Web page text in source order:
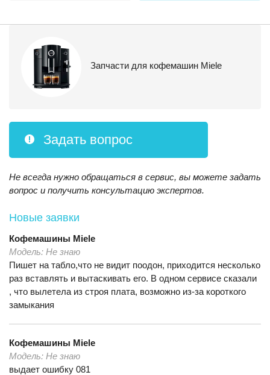
Запчасти для кофемашин Miele
Задать вопрос
Не всегда нужно обращаться в сервис, вы можете задать
вопрос и получить консультацию экспертов.
Новые заявки
Кофемашины Miele
Модель: Не знаю
Пишет на табло,что не видит поодон, приходится несколько
раз вставлять и вытаскивать его. В одном сервисе сказали
, что вылетела из строя плата, возможно из-за короткого
замыкания
Кофемашины Miele
Модель: Не знаю
выдает ошибку 081